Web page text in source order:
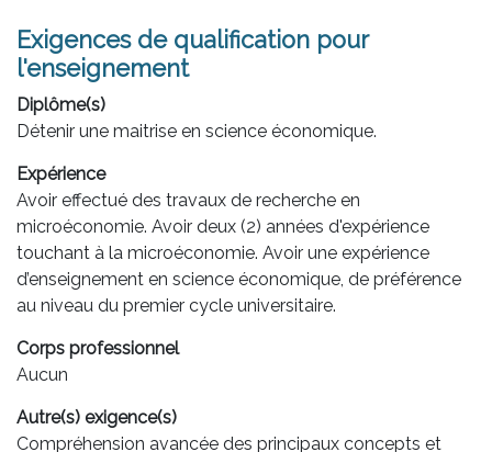
Exigences de qualification pour
l'enseignement
Diplôme(s)
Détenir une maitrise en science économique.
Expérience
Avoir effectué des travaux de recherche en
microéconomie. Avoir deux (2) années d'expérience
touchant à la microéconomie. Avoir une expérience
d’enseignement en science économique, de préférence
au niveau du premier cycle universitaire.
Corps professionnel
Aucun
Autre(s) exigence(s)
Compréhension avancée des principaux concepts et